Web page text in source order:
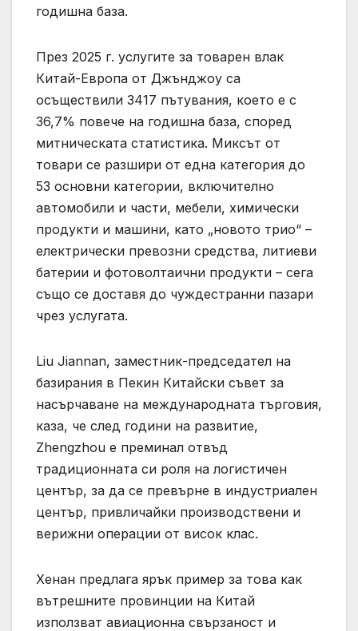
годишна база.
През 2025 г. услугите за товарен влак
Китай-Европа от Джънджоу са
осъществили 3417 пътувания, което е с
36,7% повече на годишна база, според
митническата статистика. Миксът от
товари се разшири от една категория до
53 основни категории, включително
автомобили и части, мебели, химически
продукти и машини, като „новото трио“ –
електрически превозни средства, литиеви
батерии и фотоволтаични продукти – сега
също се доставя до чуждестранни пазари
чрез услугата.
Liu Jiannan, заместник-председател на
базирания в Пекин Китайски съвет за
насърчаване на международната търговия,
каза, че след години на развитие,
Zhengzhou е преминал отвъд
традиционната си роля на логистичен
център, за да се превърне в индустриален
център, привличайки производствени и
верижни операции от висок клас.
Хенан предлага ярък пример за това как
вътрешните провинции на Китай
използват авиационна свързаност и